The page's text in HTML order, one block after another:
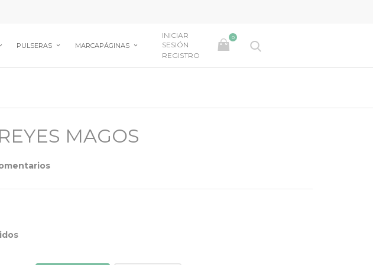
PULSERAS MARCAPÁGINAS
INICIAR
SESIÓN
REGISTRO
0
MAGOS